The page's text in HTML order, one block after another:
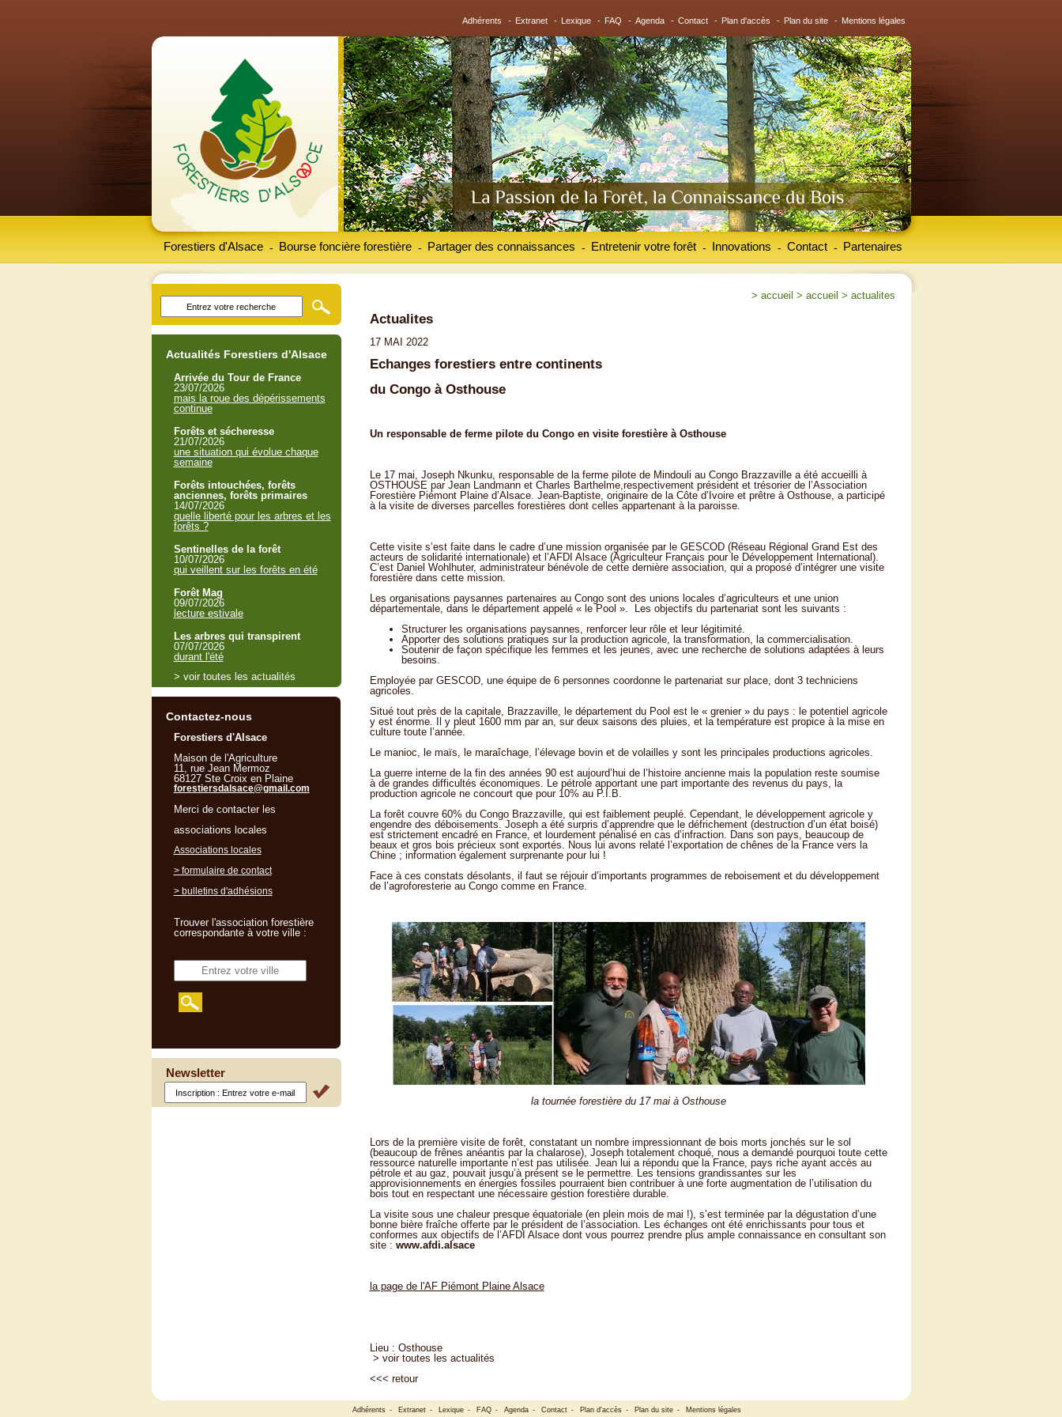
Adhérents - Extranet - Lexique - FAQ - Agenda - Contact - Plan d'accès - Plan du site - Mentions légales
Forestiers d'Alsace Bourse foncière forestière
- Partager des connaissances
- Entretenir votre forêt
- Innovations
- Contact
- Partenaires
-
> accueil > accueil > actualites
Actualites
17 MAI 2022
Echanges forestiers entre continents
du Congo à Osthouse
Un responsable de ferme pilote du Congo en visite forestière à Osthouse
Le 17 mai, Joseph Nkunku, responsable de la ferme pilote de Mindouli au Congo Brazzaville a été accueilli à
OSTHOUSE par Jean Landmann et Charles Barthelme,respectivement président et trésorier de l’Association
Forestière Piémont Plaine d’Alsace. Jean-Baptiste, originaire de la Côte d’Ivoire et prêtre à Osthouse, a participé
à la visite de diverses parcelles forestières dont celles appartenant à la paroisse.
Cette visite s’est faite dans le cadre d’une mission organisée par le GESCOD (Réseau Régional Grand Est des
acteurs de solidarité internationale) et l’AFDI Alsace (Agriculteur Français pour le Développement International).
C’est Daniel Wohlhuter, administrateur bénévole de cette dernière association, qui a proposé d’intégrer une visite
forestière dans cette mission.
Les organisations paysannes partenaires au Congo sont des unions locales d’agriculteurs et une union
départementale, dans le département appelé « le Pool ». Les objectifs du partenariat sont les suivants :
Structurer les organisations paysannes, renforcer leur rôle et leur légitimité.
Apporter des solutions pratiques sur la production agricole, la transformation, la commercialisation.
Soutenir de façon spécifique les femmes et les jeunes, avec une recherche de solutions adaptées à leurs
besoins.
Employée par GESCOD, une équipe de 6 personnes coordonne le partenariat sur place, dont 3 techniciens
agricoles.
Situé tout près de la capitale, Brazzaville, le département du Pool est le « grenier » du pays : le potentiel agricole
y est énorme. Il y pleut 1600 mm par an, sur deux saisons des pluies, et la température est propice à la mise en
culture toute l’année.
Le manioc, le maïs, le maraîchage, l’élevage bovin et de volailles y sont les principales productions agricoles.
La guerre interne de la fin des années 90 est aujourd’hui de l’histoire ancienne mais la population reste soumise
à de grandes difficultés économiques. Le pétrole apportant une part importante des revenus du pays, la
production agricole ne concourt que pour 10% au P.I.B.
La forêt couvre 60% du Congo Brazzaville, qui est faiblement peuplé. Cependant, le développement agricole y
engendre des déboisements. Joseph a été surpris d’apprendre que le défrichement (destruction d’un état boisé)
est strictement encadré en France, et lourdement pénalisé en cas d’infraction. Dans son pays, beaucoup de
beaux et gros bois précieux sont exportés. Nous lui avons relaté l’exportation de chênes de la France vers la
Chine ; information également surprenante pour lui !
Face à ces constats désolants, il faut se réjouir d’importants programmes de reboisement et du développement
de l’agroforesterie au Congo comme en France.
la tournée forestière du 17 mai à Osthouse
Lors de la première visite de forêt, constatant un nombre impressionnant de bois morts jonchés sur le sol
(beaucoup de frênes anéantis par la chalarose), Joseph totalement choqué, nous a demandé pourquoi toute cette
ressource naturelle importante n’est pas utilisée. Jean lui a répondu que la France, pays riche ayant accès au
pétrole et au gaz, pouvait jusqu’à présent se le permettre. Les tensions grandissantes sur les
approvisionnements en énergies fossiles pourraient bien contribuer à une forte augmentation de l’utilisation du
bois tout en respectant une nécessaire gestion forestière durable.
La visite sous une chaleur presque équatoriale (en plein mois de mai !), s’est terminée par la dégustation d’une
bonne bière fraîche offerte par le président de l’association. Les échanges ont été enrichissants pour tous et
conformes aux objectifs de l’AFDI Alsace dont vous pourrez prendre plus ample connaissance en consultant son
site : www.afdi.alsace
la page de l'AF Piémont Plaine Alsace
Lieu : Osthouse
> voir toutes les actualités
<<< retour
Actualités Forestiers d'Alsace
Arrivée du Tour de France
23/07/2026
mais la roue des dépérissements
continue
Forêts et sécheresse
21/07/2026
une situation qui évolue chaque
semaine
Forêts intouchées, forêts
anciennes, forêts primaires
14/07/2026
quelle liberté pour les arbres et les
forêts ?
Sentinelles de la forêt
10/07/2026
qui veillent sur les forêts en été
Forêt Mag
09/07/2026
lecture estivale
Les arbres qui transpirent
07/07/2026
durant l'été
> voir toutes les actualités
Contactez-nous
Forestiers d'Alsace
Maison de l'Agriculture
11, rue Jean Mermoz
68127 Ste Croix en Plaine
forestiersdalsace@gmail.com
Merci de contacter les
associations locales
Associations locales
> formulaire de contact
> bulletins d'adhésions
Trouver l'association forestière
correspondante à votre ville :
Newsletter
Adhérents - Extranet - Lexique - FAQ - Agenda - Contact - Plan d'accès - Plan du site - Mentions légales